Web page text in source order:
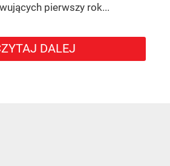
pierwszy rok...
DALEJ